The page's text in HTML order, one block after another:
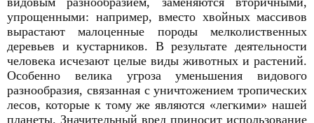
упрощенными: например, вместо хвойных массивов
вырастают малоценные породы мелколиственных
деревьев и кустарников. В результате деятельности
человека исчезают целые виды животных и растений.
Особенно велика угроза уменьшения видового
разнообразия, связанная с уничтожением тропических
лесов, которые к тому же являются «легкими» нашей
планеты. Значительный вред приносит использование